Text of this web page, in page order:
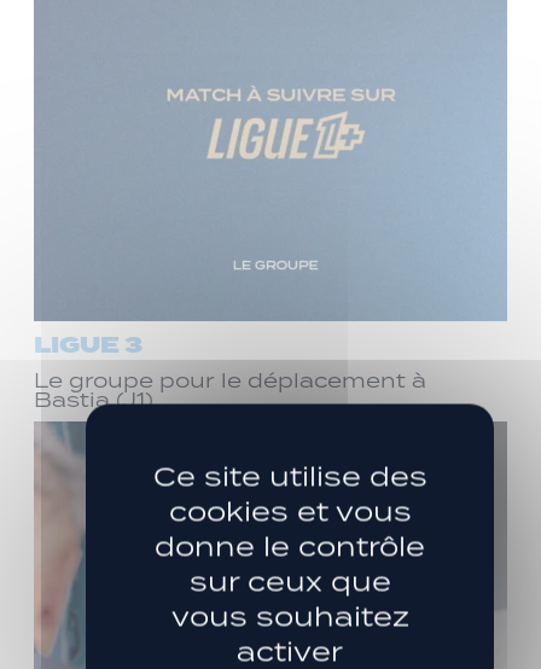
LIGUE 3
Le groupe pour le déplacement à
Bastia (J1)
Ce site utilise des
cookies et vous
donne le contrôle
sur ceux que
vous souhaitez
activer